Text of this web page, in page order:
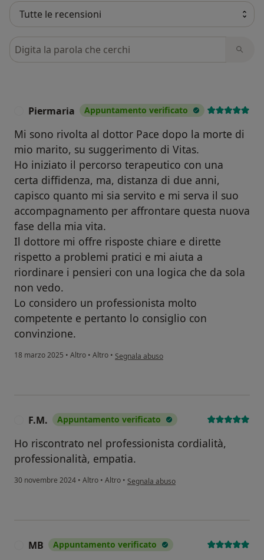
Cerca nelle recensioni
Piermaria Appuntamento verificato
Mi sono rivolta al dottor Pace dopo la morte di
mio marito, su suggerimento di Vitas.
Ho iniziato il percorso terapeutico con una
certa diffidenza, ma, distanza di due anni,
capisco quanto mi sia servito e mi serva il suo
accompagnamento per affrontare questa nuova
fase della mia vita.
Il dottore mi offre risposte chiare e dirette
rispetto a problemi pratici e mi aiuta a
riordinare i pensieri con una logica che da sola
non vedo.
Lo considero un professionista molto
competente e pertanto lo consiglio con
convinzione.
18 marzo 2025 • Altro • Altro • secondo l'opinione dell'utente Piermaria
Segnala abuso
F.M. Appuntamento verificato
Ho riscontrato nel professionista cordialità,
professionalità, empatia.
30 novembre 2024 • Altro • Altro • secondo l'opinione dell'utente F.M.
Segnala abuso
MB Appuntamento verificato